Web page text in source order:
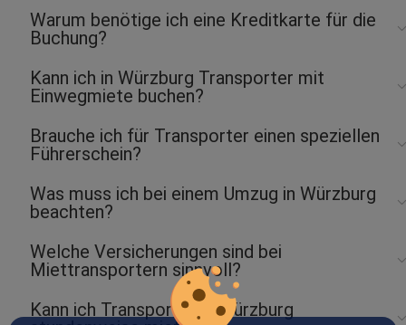
Warum benötige ich eine Kreditkarte für die
Buchung?
Kann ich in Würzburg Transporter mit
Einwegmiete buchen?
Brauche ich für Transporter einen speziellen
Führerschein?
Was muss ich bei einem Umzug in Würzburg
beachten?
Welche Versicherungen sind bei
Miettransportern sinnvoll?
Kann ich Transporter in Würzburg